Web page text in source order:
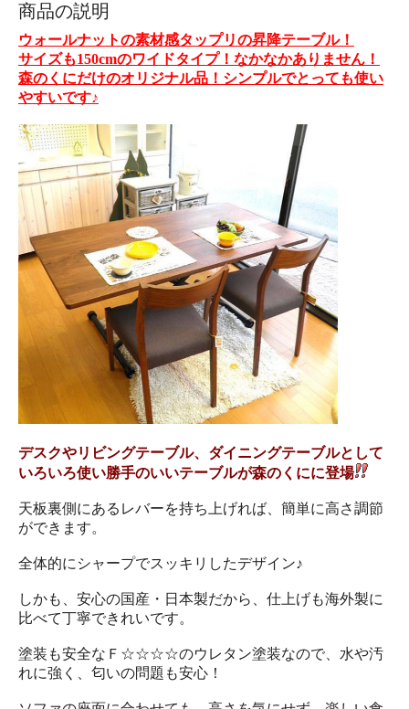
商品の説明
ウォールナットの素材感タップリの昇降テーブル！
サイズも150cmのワイドタイプ！なかなかありません！
森のくにだけのオリジナル品！シンプルでとっても使い
やすいです♪
デスクやリビングテーブル、ダイニングテーブルとして
いろいろ使い勝手のいいテーブルが森のくにに登場
天板裏側にあるレバーを持ち上げれば、簡単に高さ調節
ができます。
全体的にシャープでスッキリしたデザイン♪
しかも、安心の国産・日本製だから、仕上げも海外製に
比べて丁寧できれいです。
塗装も安全なＦ☆☆☆☆のウレタン塗装なので、水や汚
れに強く、匂いの問題も安心！